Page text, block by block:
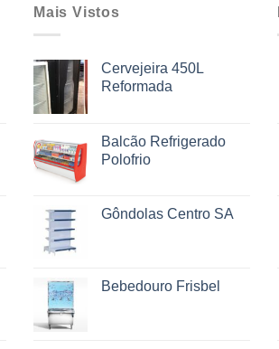
Mais Vistos
Cervejeira 450L
Reformada
Balcão Refrigerado
Polofrio
Gôndolas Centro SA
Bebedouro Frisbel